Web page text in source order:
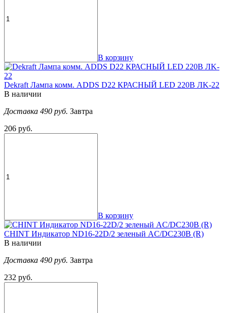
В корзину
Dekraft Лампа комм. ADDS D22 КРАСНЫЙ LED 220В ЛK-22
В наличии
Доставка 490 руб. Завтра
206 руб.
В корзину
CHINT Индикатор ND16-22D/2 зеленый AC/DC230В (R)
В наличии
Доставка 490 руб. Завтра
232 руб.